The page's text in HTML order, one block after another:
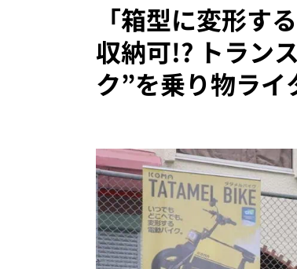
「箱型に変形す
収納可!? トラン
ク”を乗り物ライ